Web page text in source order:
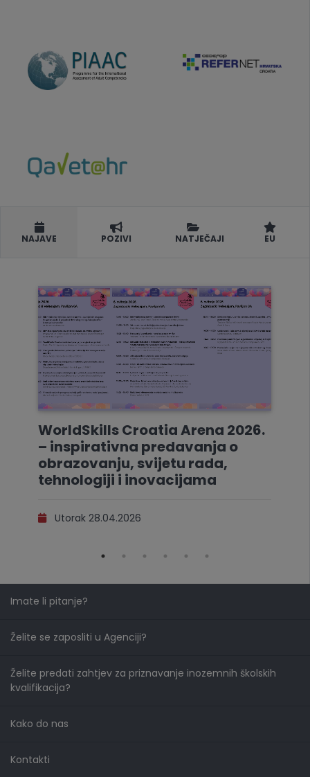
NAJAVE POZIVI NATJEČAJI EU
WorldSkills Croatia Arena 2026.
– inspirativna predavanja o
obrazovanju, svijetu rada,
tehnologiji i inovacijama
Utorak 28.04.2026
Imate li pitanje?
Želite se zaposliti u Agenciji?
Želite predati zahtjev za priznavanje inozemnih školskih
kvalifikacija?
Kako do nas
Kontakti